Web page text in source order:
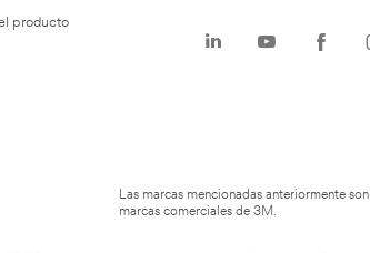
producto
Las marcas mencionadas anteriormente son
marcas comerciales de 3M.